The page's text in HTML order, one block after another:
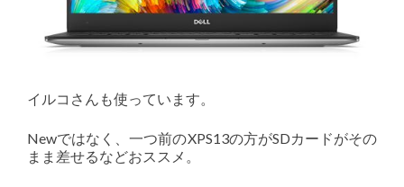
イルコさんも使っています。
Newではなく、一つ前のXPS13の方がSDカードがその
まま差せるなどおススメ。